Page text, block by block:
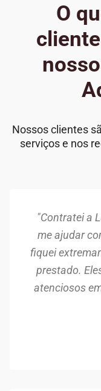
O
Nossos clientes
serviços e nos
"Contratei a
me ajudar
fiquei
prestado.
atenciosos